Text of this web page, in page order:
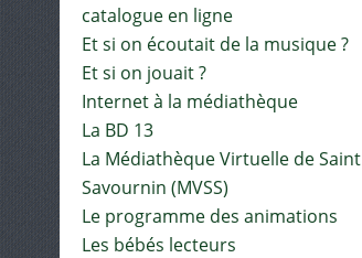
catalogue en ligne
Et si on écoutait de la musique ?
Et si on jouait ?
Internet à la médiathèque
La BD 13
La Médiathèque Virtuelle de Saint
Savournin (MVSS)
Le programme des animations
Les bébés lecteurs